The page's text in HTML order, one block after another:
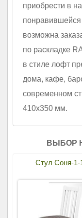
приобрести в
понравившейся
возможна
по раскладке
в стиле лофт
дома, кафе,
современном
410х350 мм.
ВЫБОР
Стул Соня-1-